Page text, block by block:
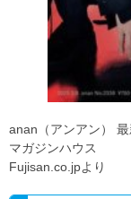
anan（アンアン）
マガジンハウス
Fujisan.co.jpより